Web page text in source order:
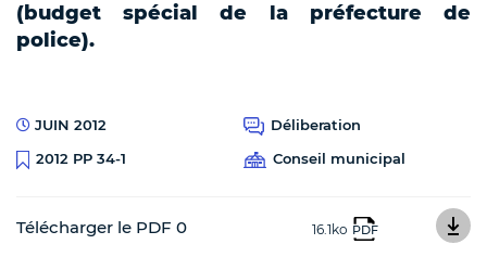
(budget spécial de la préfecture de
police).
JUIN 2012
Déliberation
2012 PP 34-1
Conseil municipal
Télécharger le PDF 0 16.1ko PDF